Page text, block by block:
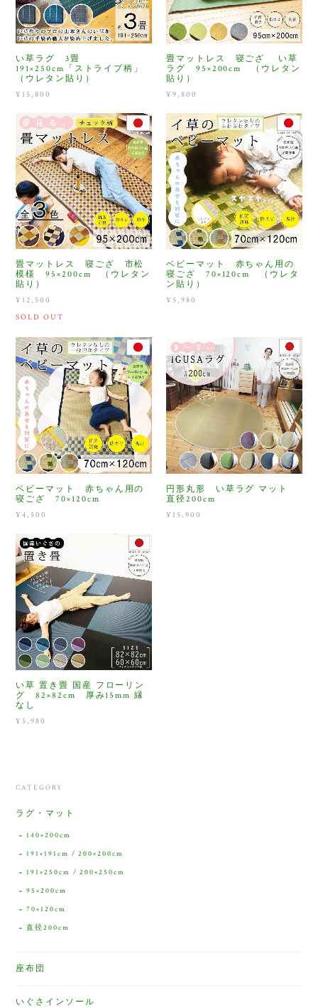
い草ラグ 3畳
191×250cm「ストライプ柄」
（ウレタン貼り）
¥15,800
畳マットレス 寝ござ い草
ラグ 95×200cm （ウレタン
貼り）
¥9,800
畳マットレス 寝ござ 市松
模様 95×200cm （ウレタン
貼り）
¥12,500
SOLD OUT
ベビーマット 赤ちゃん用の
寝ござ 70×120cm （ウレタ
ン貼り）
¥5,980
ベビーマット 赤ちゃん用の
寝ござ 70×120cm
¥4,500
円形丸形 い草ラグ マット
直径200cm
¥15,900
い草 置き畳 国産 フローリン
グ 82×82cm 厚み15mm 縁
なし
¥5,980
CATEGORY
ラグ・マット
140×200cm
191×191cm / 200×200cm
191×250cm / 200×250cm
95×200cm
70×120cm
直径200cm
座布団
いぐさインソール